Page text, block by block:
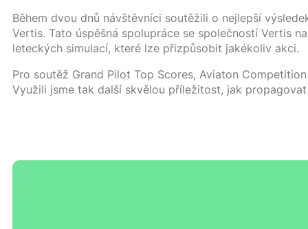
Během dvou dnů návštěvníci soutěžili o nejlepší
Vertis. Tato úspěšná spolupráce se společností Vertis
leteckých simulací, které lze přizpůsobit jakékoliv akci.
Pro soutěž Grand Pilot Top Scores, Aviaton
Využili jsme tak další skvělou příležitost, jak